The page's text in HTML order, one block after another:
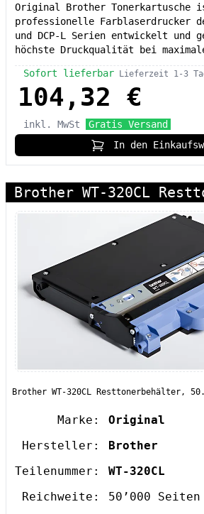
Original Brother
professionelle Farblaserdrucker
und DCP-L Serien entwickelt und
höchste Druckqualität bei
Sofort lieferbar Lieferzeit 1-3
104,32 €
inkl. MwSt
Gratis Versand
In den
Brother WT-320CL
Brother WT-320CL Resttonerbehälter,
Marke:
Original
Hersteller:
Brother
Teilenummer:
WT-320CL
Reichweite:
50’000 Seiten